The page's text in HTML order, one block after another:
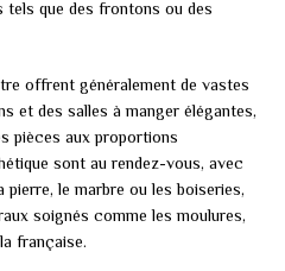
que des frontons ou des
offrent généralement de vastes
et des salles à manger élégantes,
pièces aux proportions
sont au rendez-vous, avec
le marbre ou les boiseries,
soignés comme les moulures,
française.